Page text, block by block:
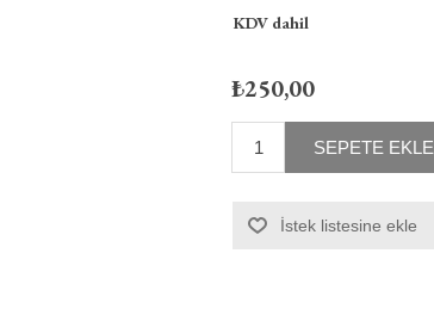
KDV dahil
₺250,00
SEPETE EKLE
İstek listesine ekle